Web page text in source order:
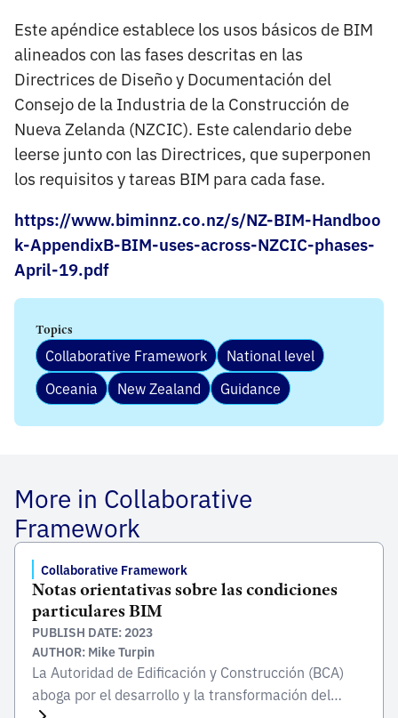
Este apéndice establece los usos básicos de BIM
alineados con las fases descritas en las
Directrices de Diseño y Documentación del
Consejo de la Industria de la Construcción de
Nueva Zelanda (NZCIC). Este calendario debe
leerse junto con las Directrices, que superponen
los requisitos y tareas BIM para cada fase.
https://www.biminnz.co.nz/s/NZ-BIM-Handboo
k-AppendixB-BIM-uses-across-NZCIC-phases-
April-19.pdf
Topics
Collaborative Framework
National level
Oceania
New Zealand Guidance
More in Collaborative
Framework
Collaborative Framework
Notas orientativas sobre las condiciones
particulares BIM
PUBLISH DATE: 2023
AUTHOR: Mike Turpin
La Autoridad de Edificación y Construcción (BCA)
aboga por el desarrollo y la transformación del